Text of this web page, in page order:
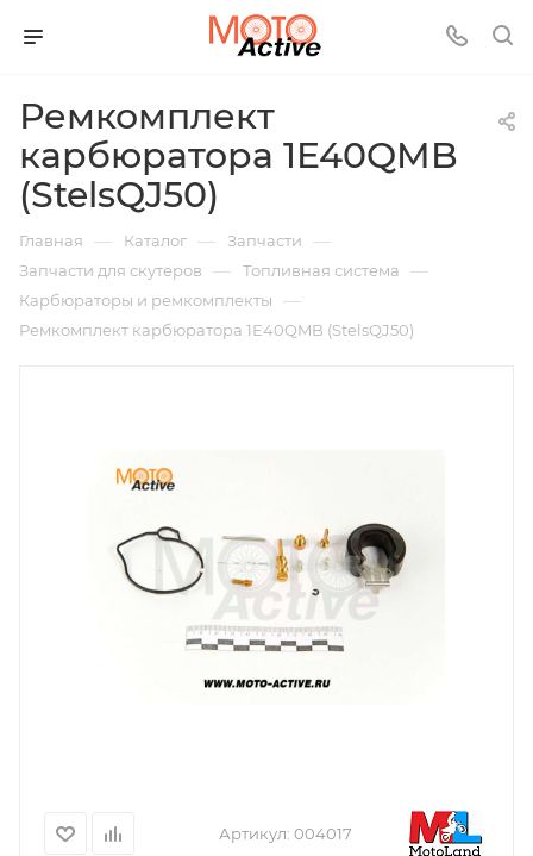
Ремкомплект
карбюратора 1E40QMB
(StelsQJ50)
Главная — Каталог — Запчасти —
Запчасти для скутеров — Топливная система —
Карбюраторы и ремкомплекты —
Ремкомплект карбюратора 1E40QMB (StelsQJ50)
Артикул: 004017